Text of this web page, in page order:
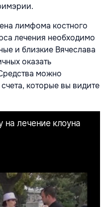
лимфома костного
лечения необходимо
и близкие Вячеслава
оказать
можно
которые вы видите